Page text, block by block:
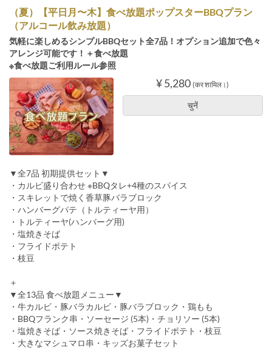
（夏）【平日月〜木】食べ放題ポップスターBBQプラン
（アルコール飲み放題）
気軽に楽しめるシンプルBBQセット全7品！オプション追加で色々
アレンジ可能です！＋食べ放題
※食べ放題ご利用ルール参照
¥ 5,280 (कर शामिल।)
चुनें
▼全7品 初期提供セット▼
・カルビ盛り合わせ ※BBQタレ+4種のスパイス
・スキレットで焼く香草豚バラブロック
・ハンバーグパテ（トルティーヤ用）
・トルティーヤ(ハンバーグ用)
・塩焼きそば
・フライドポテト
・枝豆
＋
▼全13品 食べ放題メニュー▼
・牛カルビ・豚バラカルビ・豚バラブロック・鶏もも
・BBQフランク串・ソーセージ (5本)・チョリソー (5本)
・塩焼きそば・ソース焼きそば・フライドポテト・枝豆
・大きなマシュマロ串・キッズお菓子セット